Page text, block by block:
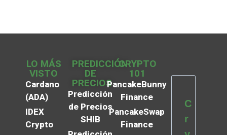
LO MÁS
VISTO
Cardano
(ADA)
IDEX
Crypto
PREDICCIÓN
DE
PRECIOS
Predicción
de Precios
SHIB
CRYPTO
101
PancakeBunny
Finance
PancakeSwap
Finance
C
r